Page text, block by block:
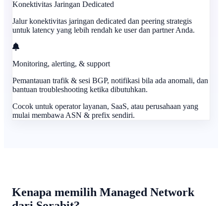
Konektivitas Jaringan Dedicated
Jalur konektivitas jaringan dedicated dan peering strategis
untuk latency yang lebih rendah ke user dan partner Anda.
Monitoring, alerting, & support
Pemantauan trafik & sesi BGP, notifikasi bila ada anomali, dan
bantuan troubleshooting ketika dibutuhkan.
Cocok untuk operator layanan, SaaS, atau perusahaan yang
mulai membawa ASN & prefix sendiri.
Kenapa memilih Managed Network